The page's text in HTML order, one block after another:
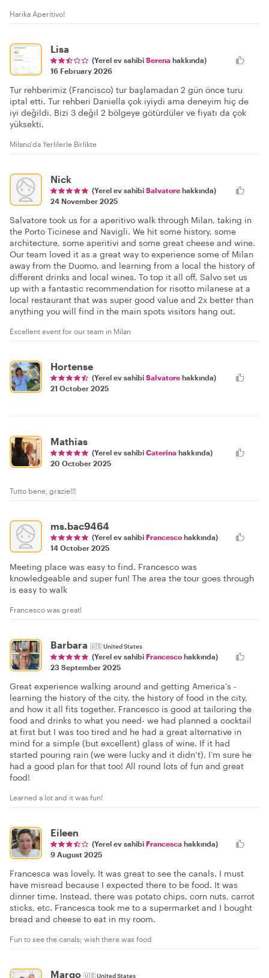
Harika Aperitivo!
Lisa
(Yerel ev sahibi Serena hakkında)
16 February 2026
Tur rehberimiz (Francisco) tur başlamadan 2 gün önce turu
iptal etti. Tur rehberi Daniella çok iyiydi ama deneyim hiç de
iyi değildi. Bizi 3 değil 2 bölgeye götürdüler ve fiyatı da çok
yüksekti.
Milano'da Yerlilerle Birlikte
Nick
(Yerel ev sahibi Salvatore hakkında)
24 November 2025
Salvatore took us for a aperitivo walk through Milan, taking in
the Porto Ticinese and Navigli. We hit some history, some
architecture, some aperitivi and some great cheese and wine.
Our team loved it as a great way to experience some of Milan
away from the Duomo, and learning from a local the history of
different drinks and local wines. To top it all off, Salvo set us
up with a fantastic recommendation for risotto milanese at a
local restaurant that was super good value and 2x better than
anything you will find in the main spots visitors hang out.
Excellent event for our team in Milan
Hortense
(Yerel ev sahibi Salvatore hakkında)
21 October 2025
Mathias
(Yerel ev sahibi Caterina hakkında)
20 October 2025
Tutto bene, grazie!!!
ms.bac9464
(Yerel ev sahibi Francesco hakkında)
14 October 2025
Meeting place was easy to find. Francesco was
knowledgeable and super fun! The area the tour goes through
is easy to walk
Francesco was great!
Barbara 🇺🇸United States
(Yerel ev sahibi Francesco hakkında)
23 September 2025
Great experience walking around and getting America’s -
learning the history of the city, the history of food in the city,
and how it all fits together. Francesco is good at tailoring the
food and drinks to what you need- we had planned a cocktail
at first but I was too tired and he had a great alternative in
mind for a simple (but excellent) glass of wine. If it had
started pouring rain (we were lucky and it didn’t), I’m sure he
had a good plan for that too! All round lots of fun and great
food!
Learned a lot and it was fun!
Eileen
(Yerel ev sahibi Francesca hakkında)
9 August 2025
Francesca was lovely. It was great to see the canals. I must
have misread because I expected there to be food. It was
dinner time. Instead, there was potato chips, corn nuts, carrot
sticks, etc. Francesca took me to a supermarket and I bought
bread and cheese to eat in my room.
Fun to see the canals; wish there was food
Margo 🇺🇸United States